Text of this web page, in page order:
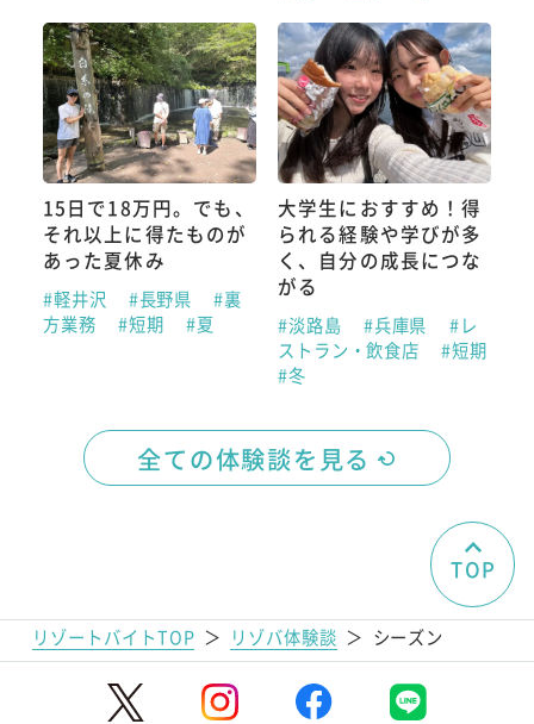
15日で18万円。でも、
それ以上に得たものが
あった夏休み
#軽井沢 #長野県
#裏
方業務
#短期 #夏
大学生におすすめ！得
られる経験や学びが多
く、自分の成長につな
がる
#淡路島 #兵庫県
#レ
ストラン・飲食店
#短期
#冬
全ての体験談を見る
リゾートバイトTOP ＞ リゾバ体験談 ＞ シーズン
TOP